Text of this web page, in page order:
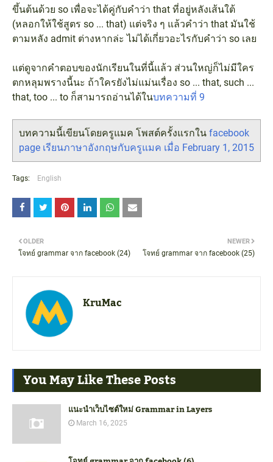
ขึ้นต้นด้วย so เพื่อจะได้คู่กับคำว่า that ที่อยู่หลังเส้นใต้
(หลอกให้ใช้สูตร so ... that) แต่จริง ๆ แล้วคำว่า that มันใช้
ตามหลัง admit ต่างหากล่ะ ไม่ได้เกี่ยวอะไรกับคำว่า so เลย
แต่ดูจากคำตอบของนักเรียนในที่นี้แล้ว ส่วนใหญ่ก็ไม่มีใคร
ตกหลุมพรางนี้นะ ถ้าใครยังไม่แม่นเรื่อง so ... that, such ...
that, too ... to ก็สามารถอ่านได้ในบทความที่ 9
บทความนี้เขียนโดยครูแมค โพสต์ครั้งแรกใน facebook
page เรียนภาษาอังกฤษกับครูแมค เมื่อ February 1, 2015
Tags: English
NEWER
โจทย์ grammar จาก facebook (25)
OLDER
โจทย์ grammar จาก facebook (24)
KruMac
You May Like These Posts
แนะนำเว็บไซต์ใหม่ Grammar in Layers
March 16, 2025